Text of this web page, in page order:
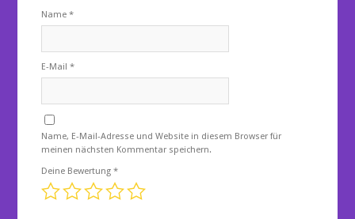
Name*
E-Mail*
Name, E-Mail-Adresse und Website in diesem Browser für
meinen nächsten Kommentar speichern.
Deine Bewertung*